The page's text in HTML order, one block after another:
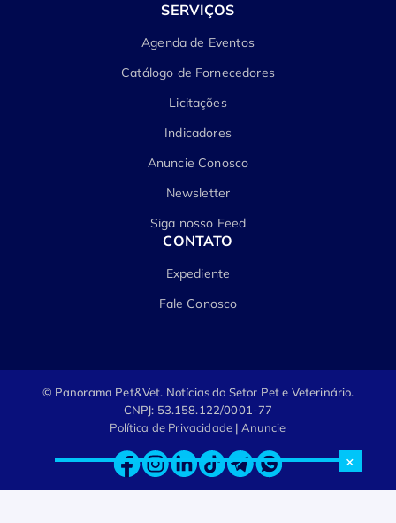
×
SERVIÇOS
Agenda de Eventos
Catálogo de Fornecedores
Licitações
Indicadores
Anuncie Conosco
Newsletter
Siga nosso Feed
CONTATO
Expediente
Fale Conosco
© Panorama Pet&Vet. Notícias do Setor Pet e Veterinário.
CNPJ: 53.158.122/0001-77
Política de Privacidade | Anuncie